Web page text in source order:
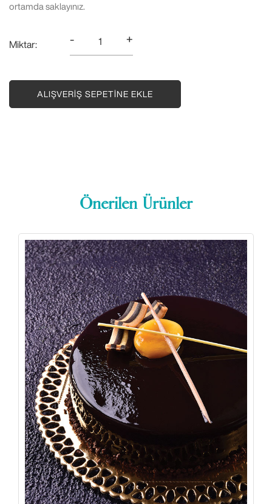
ortamda saklayınız.
Miktar: - +
ALIŞVERIŞ SEPETINE EKLE
Önerilen Ürünler